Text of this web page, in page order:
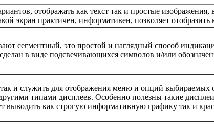
отображать как текст так и простые
экран практичен, информативен, позволяет
сегментный, это простой и наглядный способ
в виде подсвечивающихся символов и/или
и служить для отображения меню и опций выбираемых
типами дисплеев. Особенно полезны такие
выводить как строгую информативную графику так и